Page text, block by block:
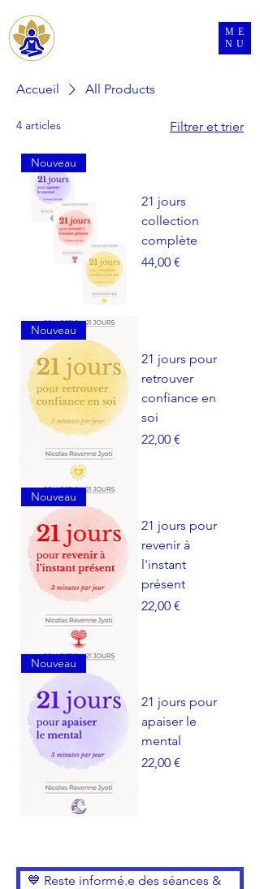
ME
NU
Accueil All Products
4 articles Filtrer et trier
Nouveau
21 jours
collection
complète
Prix
44,00 €
Nouveau
21 jours pour
retrouver
confiance en
soi
Prix
22,00 €
Nouveau
21 jours pour
revenir à
l'instant
présent
Prix
22,00 €
Nouveau
21 jours pour
apaiser le
mental
Prix
22,00 €
💙 Reste informé.e des séances &